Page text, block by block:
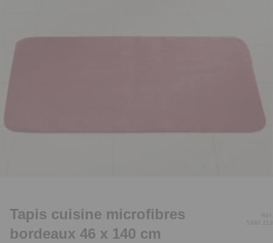
Tapis cuisine microfibres
bordeaux 46 x 140 cm
Réf.
5392.113